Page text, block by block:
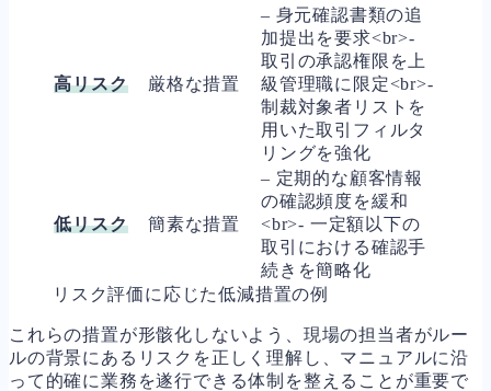
高リスク 厳格な措置
– 身元確認書類の追
加提出を要求<br>-
取引の承認権限を上
級管理職に限定<br>-
制裁対象者リストを
用いた取引フィルタ
リングを強化
低リスク 簡素な措置
– 定期的な顧客情報
の確認頻度を緩和
<br>- 一定額以下の
取引における確認手
続きを簡略化
リスク評価に応じた低減措置の例
これらの措置が形骸化しないよう、現場の担当者がルー
ルの背景にあるリスクを正しく理解し、マニュアルに沿
って的確に業務を遂行できる体制を整えることが重要で